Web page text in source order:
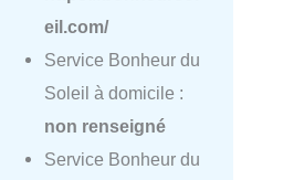
eil.com/
Service Bonheur du
Soleil à domicile :
non renseigné
Service Bonheur du